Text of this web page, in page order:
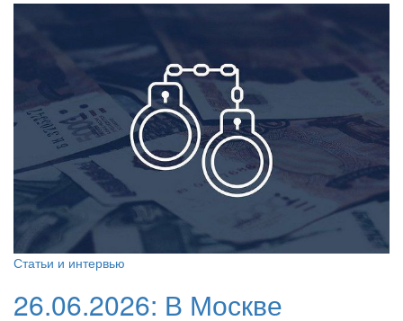
Статьи и интервью
26.06.2026: В Москве